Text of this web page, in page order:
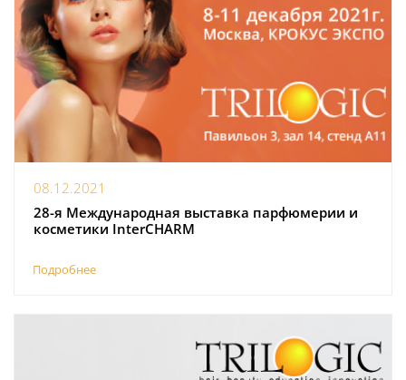
08.12.2021
28-я Международная выставка парфюмерии и
косметики InterCHARM
Подробнее